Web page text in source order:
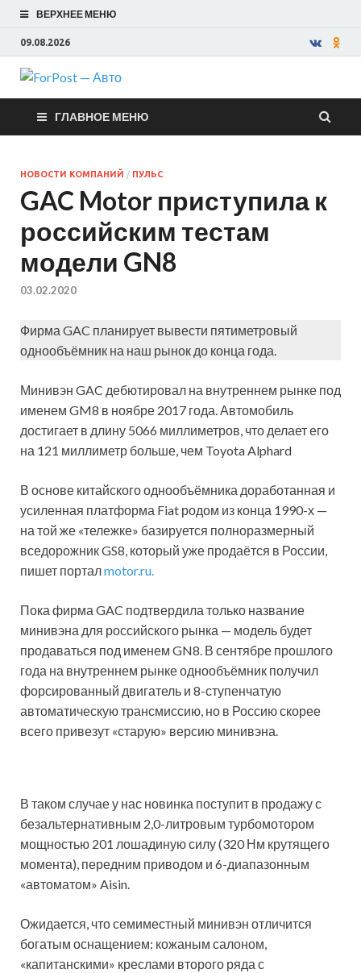
ВЕРХНЕЕ МЕНЮ
09.08.2026
ForPost —
Авто
ГЛАВНОЕ МЕНЮ
НОВОСТИ КОМПАНИЙ / ПУЛЬС
GAC Motor приступила к
российским тестам
модели GN8
03.02.2020
Фирма GAC планирует вывести пятиметровый
однообъёмник на наш рынок до конца года.
Минивэн GAC дебютировал на внутреннем рынке под
именем GM8 в ноябре 2017 года. Автомобиль
достигает в длину 5066 миллиметров, что делает его
на 121 миллиметр больше, чем Toyota Alphard
В основе китайского однообъёмника доработанная и
усиленная платформа Fiat родом из конца 1990-х —
на той же «тележке» базируется полноразмерный
вседорожник GS8, который уже продаётся в России,
пишет порталmotor.ru.
Пока фирма GAC подтвердила только название
минивэна для российского рынка — модель будет
продаваться под именем GN8. В сентябре прошлого
года на внутреннем рынке однообъёмник получил
форсированный двигатель и 8-ступенчатую
автоматическую трансмиссию, но в Россию скорее
всего привезут «старую» версию минивэна.
В таком случае у нас новинка поступит в продажу с
безальтернативным 2,0-литровым турбомотором
мощностью 201 лошадиную силу (320 Нм крутящего
момента), передним приводом и 6-диапазонным
«автоматом» Aisin.
Ожидается, что семиместный минивэн отличится
богатым оснащением: кожаным салоном,
«капитанскими» креслами второго ряда с